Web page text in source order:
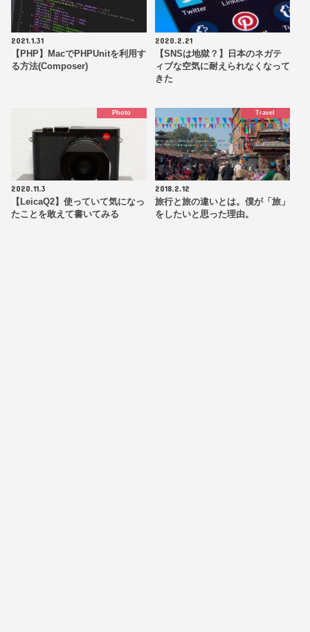
2021.1.31
【PHP】MacでPHPUnitを利用す
る方法(Composer)
2020.2.21
【SNSは地獄？】日本のネガテ
ィブな空気に耐えられなくなって
きた
Photo
2020.11.3
【LeicaQ2】使っていて気になっ
たことを敢えて書いてみる
Travel
2018.2.12
旅行と旅の違いとは。僕が「旅」
をしたいと思った理由。